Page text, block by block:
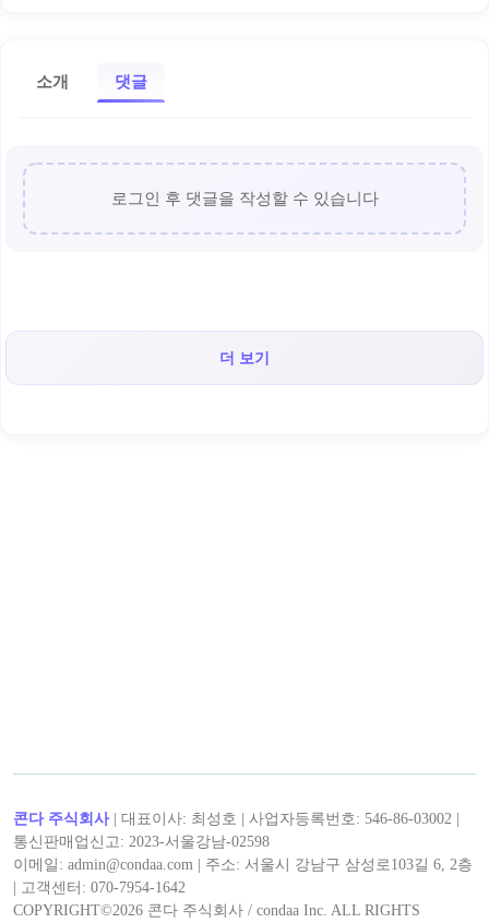
소개 댓글
로그인 후 댓글을 작성할 수 있습니다
더 보기